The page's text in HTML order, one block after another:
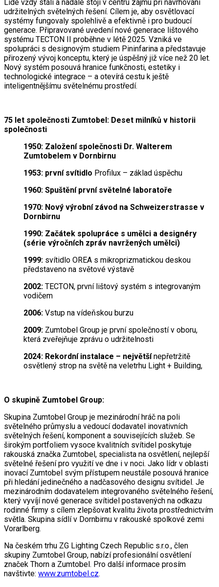
Lidé vždy stáli a nadále stojí v centru zájmu při navrhování
udržitelných světelných řešení. Cílem je, aby osvětlovací
systémy fungovaly spolehlivě a efektivně i pro budoucí
generace. Připravované uvedení nové generace lištového
systému TECTON II proběhne v létě 2025. Vzniká ve
spolupráci s designovým studiem Pininfarina a představuje
přirozený vývoj konceptu, který je úspěšný již více než 20 let.
Nový systém posouvá hranice funkčnosti, estetiky i
technologické integrace – a otevírá cestu k ještě
inteligentnějšímu světelnému prostředí.
75 let společnosti Zumtobel: Deset milníků v historii
společnosti
1950: Založení společnosti Dr. Walterem
Zumtobelem v Dornbirnu
1953: první svítidlo Profilux – základ úspěchu
1960: Spuštění první světelné laboratoře
1970: Nový výrobní závod na Schweizerstrasse v
Dornbirnu
1990: Začátek spolupráce s umělci a designéry
(série výročních zpráv navržených umělci)
1999: svítidlo OREA s mikroprizmatickou deskou
představeno na světové výstavě
2002: TECTON, první lištový systém s integrovaným
vodičem
2006: Vstup na vídeňskou burzu
2009: Zumtobel Group je první společností v oboru,
která zveřejňuje zprávu o udržitelnosti
2024: Rekordní instalace – největšínepřetržitě
osvětlený strop na světě na veletrhu Light + Building,
O skupině Zumtobel Group:
Skupina Zumtobel Group je mezinárodní hráč na poli
světelného průmyslu a vedoucí dodavatel inovativních
světelných řešení, komponent a souvisejících služeb. Se
širokým portfoliem vysoce kvalitních svítidel poskytuje
rakouská značka Zumtobel, specialista na osvětlení, nejlepší
světelné řešení pro využití ve dne i v noci. Jako lídr v oblasti
inovací Zumtobel svým přístupem neustále posouvá hranice
při hledání jedinečného a nadčasového designu svítidel. Je
mezinárodním dodavatelem integrovaného světelného řešení,
který vyvíjí nové generace svítidel postavených na odkazu
rodinné firmy s cílem zlepšovat kvalitu života prostřednictvím
světla. Skupina sídlí v Dornbirnu v rakouské spolkové zemi
Vorarlberg.
Na českém trhu ZG Lighting Czech Republic s.r.o., člen
skupiny Zumtobel Group, nabízí profesionální osvětlení
značek Thorn a Zumtobel. Pro další informace prosím
navštivte: www.zumtobel.cz.